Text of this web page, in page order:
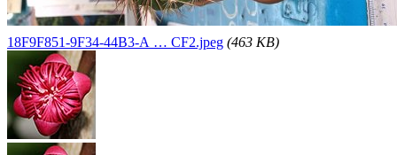
18F9F851-9F34-44B3-A … CF2.jpeg (463 KB)